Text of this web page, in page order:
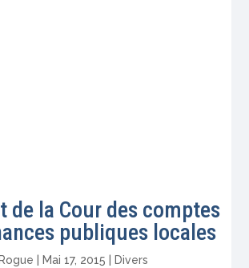
de la Cour des comptes
publiques locales
|Mai 17, 2015 |Divers